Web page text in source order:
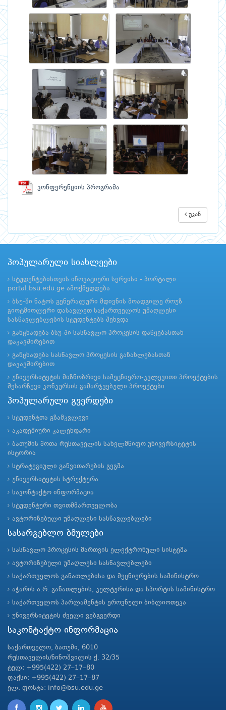
კონფერენციის პროგრამა
უკან
პოპულარული სიახლეები
სტუდენტებისთვის ინოვაციური სერვისი - პორტალი
portal.bsu.edu.ge ამოქმედდება
ბსუ-ში ნატოს გენერალური მდივნის მოადგილე როუზ
გიოტმიოლერი დასავლეთ საქართველოს უმაღლესი
სასწავლებლების სტუდენტებს შეხვდა
განცხადება ბსუ-ში სასწავლო პროცესის დაწყებასთან
დაკავშირებით
განცხადება სასწავლო პროცესის განახლებასთან
დაკავშირებით
უნივერსიტეტის მიზნობრივი სამეცნიერო-კვლევითი პროექტების
შესარჩევი კონკურსის გამარჯვებული პროექტები
პოპულარული გვერდები
სტუდენტთა გზამკვლევი
აკადემიური კალენდარი
ბათუმის შოთა რუსთაველის სახელმწიფო უნივერსიტეტის
ისტორია
სტრატეგიული განვითარების გეგმა
უნივერსიტეტის სტრუქტურა
საკონტაქტო ინფორმაცია
სტუდენტური თვითმმართველობა
ავტორიზებული უმაღლესი სასწავლებლები
სასარგებლო ბმულები
სასწავლო პროცესის მართვის ელექტრონული სისტემა
ავტორიზებული უმაღლესი სასწავლებლები
საქართველოს განათლებისა და მეცნიერების სამინისტრო
აჭარის ა.რ. განათლების, კულტურისა და სპორტის სამინისტრო
საქართველოს პარლამენტის ეროვნული ბიბლიოთეკა
უნივერსიტეტის ძველი ვებგვერდი
საკონტაქტო ინფორმაცია
საქართველო, ბათუმი, 6010
რუსთაველის/ნინოშვილის ქ. 32/35
ტელ: +995(422) 27–17–80
ფაქსი: +995(422) 27–17–87
ელ. ფოსტა: info@bsu.edu.ge